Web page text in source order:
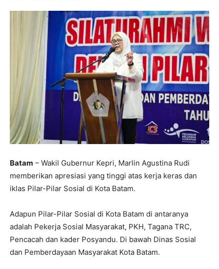
Batam – Wakil Gubernur Kepri, Marlin Agustina Rudi
memberikan apresiasi yang tinggi atas kerja keras dan
iklas Pilar-Pilar Sosial di Kota Batam.
Adapun Pilar-Pilar Sosial di Kota Batam di antaranya
adalah Pekerja Sosial Masyarakat, PKH, Tagana TRC,
Pencacah dan kader Posyandu. Di bawah Dinas Sosial
dan Pemberdayaan Masyarakat Kota Batam.